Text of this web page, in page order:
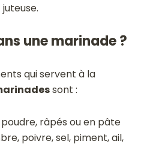
une marinade ?
qui servent à la
sont :
râpés ou en pâte
poivre, sel, piment, ail,